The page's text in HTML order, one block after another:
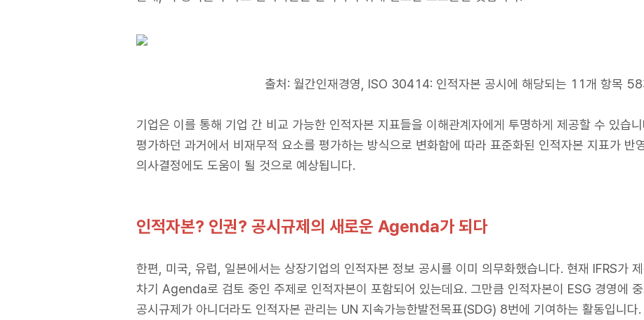
출처: 월간인재경영, ISO 30414: 인적자본 공시에 해당되는 11개 항목 58
기업은 이를 통해 기업 간 비교 가능한 인적자본 지표들을 이해관계자에게 투명하게 제공할 수 있습
평가하던 과거에서 비재무적 요소를 평가하는 방식으로 변화함에 따라 표준화된 인적자본 지표가 반
의사결정에도 도움이 될 것으로 예상됩니다.
인적자본? 인권? 공시규제의 새로운 Agenda가 되다
한편, 미국, 유럽, 일본에서는 상장기업의 인적자본 정보 공시를 이미 의무화했습니다. 현재 IFRS가
차기 Agenda로 검토 중인 주제로 인적자본이 포함되어 있는데요. 그만큼 인적자본이 ESG 경영에
공시규제가 아니더라도 인적자본 관리는 UN 지속가능한발전목표(SDG) 8번에 기여하는 활동입니다